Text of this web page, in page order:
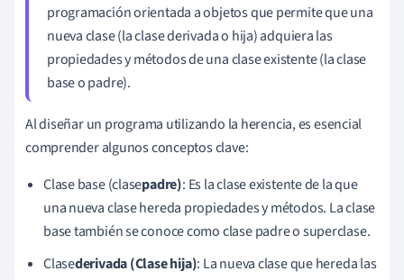
programación orientada a objetos que permite que una
nueva clase (la clase derivada o hija) adquiera las
propiedades y métodos de una clase existente (la clase
base o padre).
Al diseñar un programa utilizando la herencia, es esencial
comprender algunos conceptos clave:
Clase base (clasepadre): Es la clase existente de la que
una nueva clase hereda propiedades y métodos. La clase
base también se conoce como clase padre o superclase.
Clasederivada (Clase hija): La nueva clase que hereda las